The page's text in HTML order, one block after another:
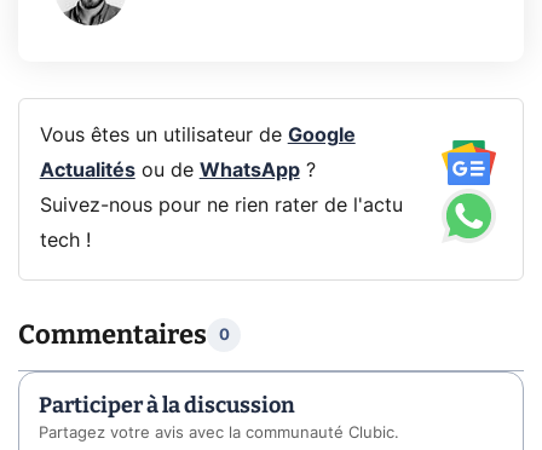
Vous êtes un utilisateur de Google
Actualitésou de WhatsApp?
Suivez-nous pour ne rien rater de l'actu
tech !
Commentaires 0
Participer à la discussion
Partagez votre avis avec la communauté Clubic.